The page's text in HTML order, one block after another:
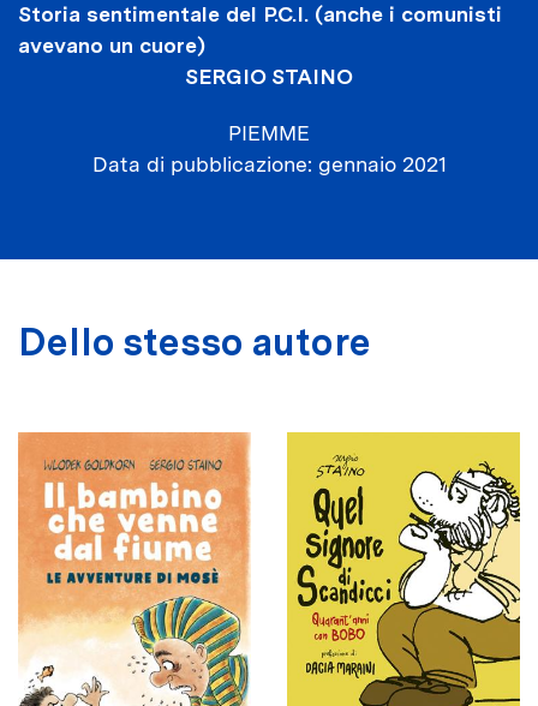
Storia sentimentale del P.C.I. (anche i comunisti
avevano un cuore)
SERGIO STAINO
PIEMME
Data di pubblicazione gennaio 2021
Dello stesso autore